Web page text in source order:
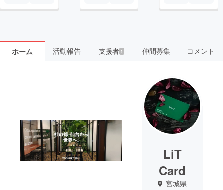
ホーム 活動報告 支援者 1 仲間募集 コメント
LiT
Card
宮城県